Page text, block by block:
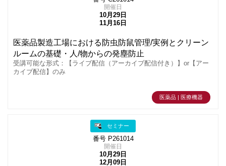
開催日
10月29日
11月16日
医薬品製造工場における防虫防鼠管理/実例とクリーン
ルームの基礎・人/物からの発塵防止
受講可能な形式：【ライブ配信（アーカイブ配信付き）】or【アー
カイブ配信】のみ
医薬品 | 医療機器
セミナー
番号 P261014
開催日
10月29日
12月09日